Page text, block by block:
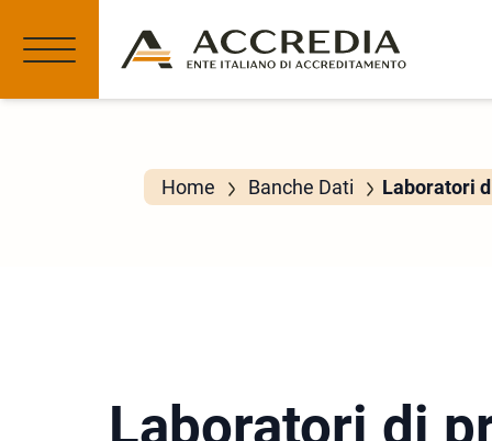
Home Banche Dati Laboratori
Laboratori di